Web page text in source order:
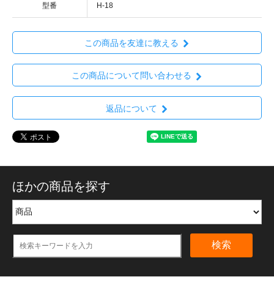
型番 H-18
この商品を友達に教える
この商品について問い合わせる
返品について
ほかの商品を探す
検索